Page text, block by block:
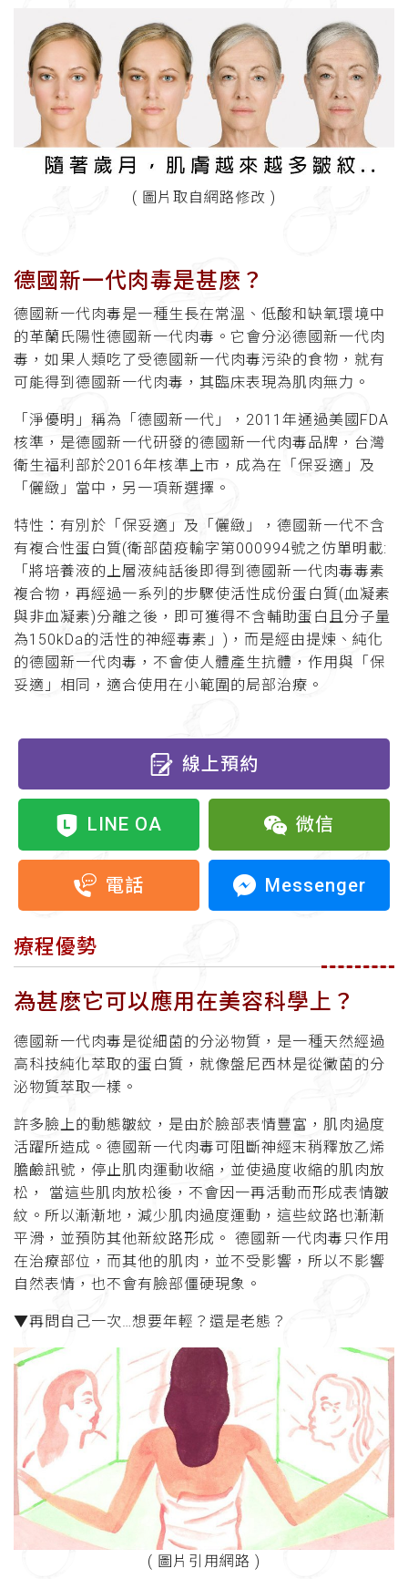
( 圖片取自網路修改 )
德國新一代肉毒是甚麽？
德國新一代肉毒是一種生長在常溫、低酸和缺氧環境中
的革蘭氏陽性德國新一代肉毒。它會分泌德國新一代肉
毒，如果人類吃了受德國新一代肉毒污染的食物，就有
可能得到德國新一代肉毒，其臨床表現為肌肉無力。
「淨優明」稱為「德國新一代」，2011年通過美國FDA
核準，是德國新一代研發的德國新一代肉毒品牌，台灣
衛生福利部於2016年核準上市，成為在「保妥適」及
「儷緻」當中，另一項新選擇。
特性：有別於「保妥適」及「儷緻」，德國新一代不含
有複合性蛋白質(衛部菌疫輸字第000994號之仿單明載:
「將培養液的上層液純話後即得到德國新一代肉毒毒素
複合物，再經過一系列的步驟使活性成份蛋白質(血凝素
與非血凝素)分離之後，即可獲得不含輔助蛋白且分子量
為150kDa的活性的神經毒素」)，而是經由提煉、純化
的德國新一代肉毒，不會使人體產生抗體，作用與「保
妥適」相同，適合使用在小範圍的局部治療。
線上預約
LINE OA 微信
電話 Messenger
療程優勢
為甚麽它可以應用在美容科學上？
德國新一代肉毒是從細菌的分泌物質，是一種天然經過
高科技純化萃取的蛋白質，就像盤尼西林是從黴菌的分
泌物質萃取一樣。
許多臉上的動態皺紋，是由於臉部表情豐富，肌肉過度
活躍所造成。德國新一代肉毒可阻斷神經末稍釋放乙烯
膽鹼訊號，停止肌肉運動收縮，並使過度收縮的肌肉放
松， 當這些肌肉放松後，不會因一再活動而形成表情皺
紋。所以漸漸地，減少肌肉過度運動，這些紋路也漸漸
平滑，並預防其他新紋路形成。 德國新一代肉毒只作用
在治療部位，而其他的肌肉，並不受影響，所以不影響
自然表情，也不會有臉部僵硬現象。
▼再問自己一次…想要年輕？還是老態？
( 圖片引用網路 )